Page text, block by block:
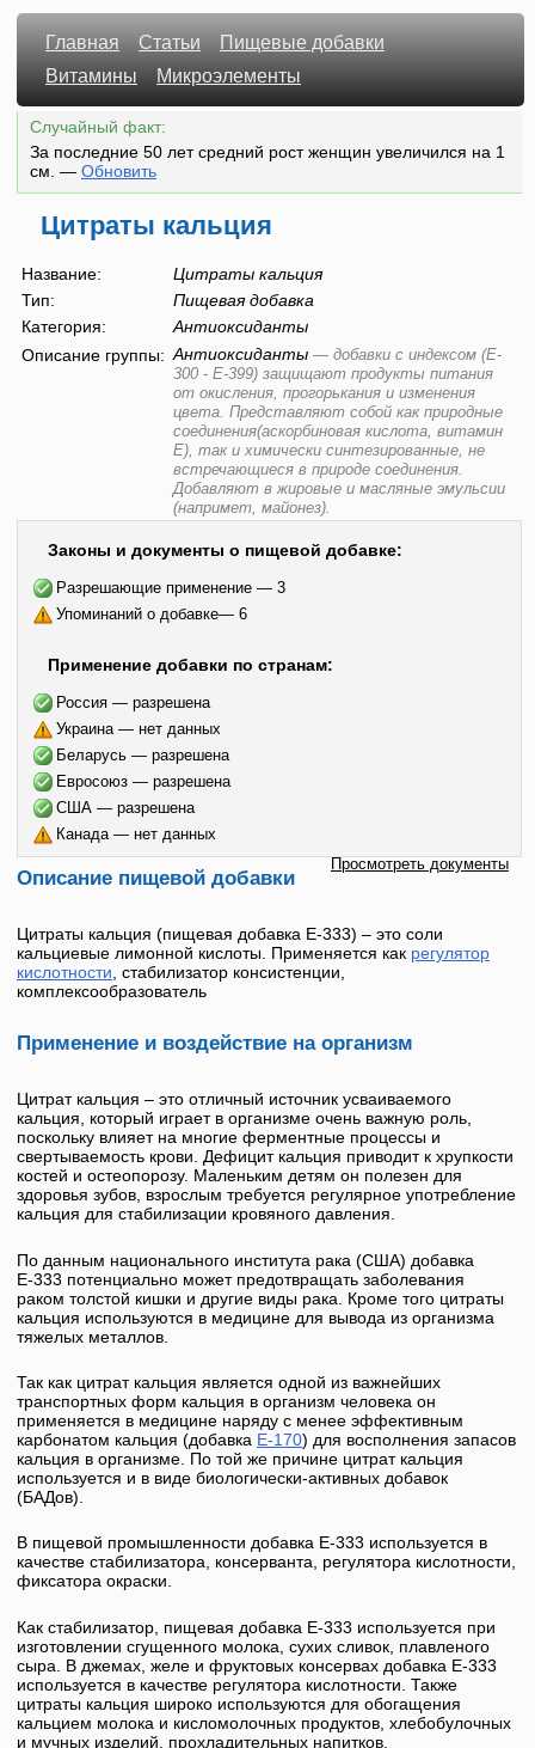
Главная Статьи
Пищевые добавки
Витамины
Микроэлементы
Случайный факт:
За последние 50 лет средний рост женщин увеличился на 1
см. — Обновить
Цитраты кальция
Название:
Цитраты кальция
Тип:
Пищевая добавка
Категория:
Антиоксиданты
Описание группы: Антиоксиданты — добавки с индексом (E-
300 - E-399) защищают продукты питания
от окисления, прогорькания и изменения
цвета. Представляют собой как природные
соединения(аскорбиновая кислота, витамин
Е), так и химически синтезированные, не
встречающиеся в природе соединения.
Добавляют в жировые и масляные эмульсии
(напримет, майонез).
Законы и документы о пищевой добавке:
Разрешающие применение — 3
Упоминаний о добавке— 6
Применение добавки по странам:
Россия — разрешена
Украина — нет данных
Беларусь — разрешена
Евросоюз — разрешена
США — разрешена
Канада — нет данных
Просмотреть документы
Описание пищевой добавки
Цитраты кальция (пищевая добавка Е-333) – это соли
кальциевые лимонной кислоты. Применяется как регулятор
кислотности, стабилизатор консистенции,
комплексообразователь
Применение и воздействие на организм
Цитрат кальция – это отличный источник усваиваемого
кальция, который играет в организме очень важную роль,
поскольку влияет на многие ферментные процессы и
свертываемость крови. Дефицит кальция приводит к хрупкости
костей и остеопорозу. Маленьким детям он полезен для
здоровья зубов, взрослым требуется регулярное употребление
кальция для стабилизации кровяного давления.
По данным национального института рака (США) добавка
Е-333 потенциально может предотвращать заболевания
раком толстой кишки и другие виды рака. Кроме того цитраты
кальция используются в медицине для вывода из организма
тяжелых металлов.
Так как цитрат кальция является одной из важнейших
транспортных форм кальция в организм человека он
применяется в медицине наряду с менее эффективным
карбонатом кальция (добавка Е-170) для восполнения запасов
кальция в организме. По той же причине цитрат кальция
используется и в виде биологически-активных добавок
(БАДов).
В пищевой промышленности добавка Е-333 используется в
качестве стабилизатора, консерванта, регулятора кислотности,
фиксатора окраски.
Как стабилизатор, пищевая добавка Е-333 используется при
изготовлении сгущенного молока, сухих сливок, плавленого
сыра. В джемах, желе и фруктовых консервах добавка Е-333
используется в качестве регулятора кислотности. Также
цитраты кальция широко используются для обогащения
кальцием молока и кисломолочных продуктов, хлебобулочных
и мучных изделий, прохладительных напитков.